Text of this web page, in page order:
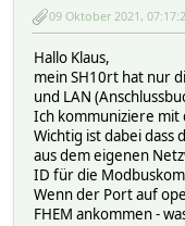
09 Oktober 2021,
Hallo Klaus,
mein SH10rt hat nur
und LAN
Ich kommuniziere mit
Wichtig ist dabei dass
aus dem eigenen
ID für die
Wenn der Port auf
FHEM ankommen -